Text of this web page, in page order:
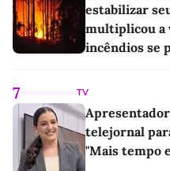
estabilizar
multiplicou a
incêndios se
7 TV
telejornal
"Mais tempo